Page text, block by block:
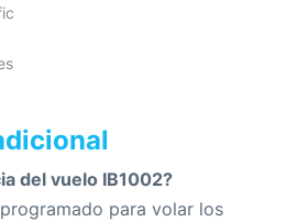
del vuelo IB1002?
para volar los